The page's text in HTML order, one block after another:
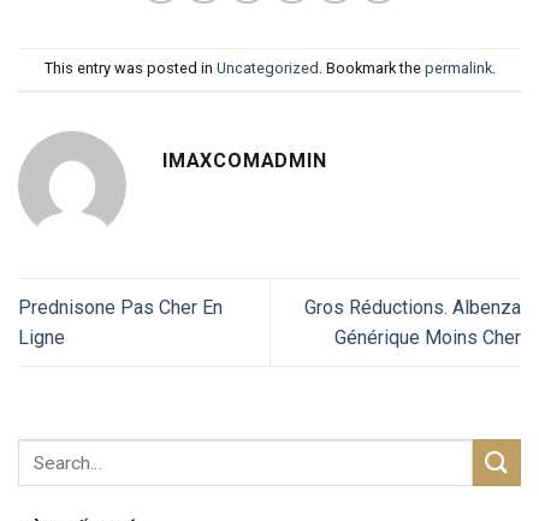
This entry was posted in Uncategorized . Bookmark the permalink.
IMAXCOMADMIN
Prednisone Pas Cher En
Ligne
Gros Réductions. Albenza
Générique Moins Cher